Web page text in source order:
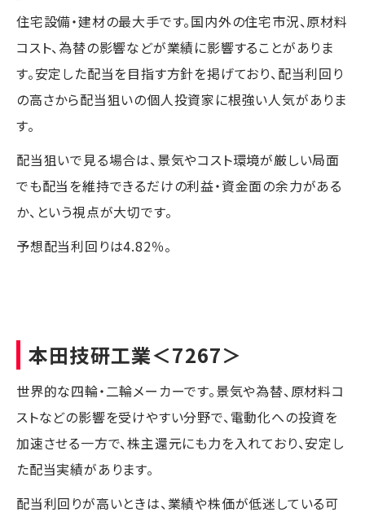
住宅設備・建材の最大手です。国内外の住宅市況、原材料
コスト、為替の影響などが業績に影響することがありま
す。安定した配当を目指す方針を掲げており、配当利回り
の高さから配当狙いの個人投資家に根強い人気がありま
す。
配当狙いで見る場合は、景気やコスト環境が厳しい局面
でも配当を維持できるだけの利益・資金面の余力がある
か、という視点が大切です。
予想配当利回りは4.82％。
本田技研工業＜7267＞
世界的な四輪・二輪メーカーです。景気や為替、原材料コ
ストなどの影響を受けやすい分野で、電動化への投資を
加速させる一方で、株主還元にも力を入れており、安定し
た配当実績があります。
配当利回りが高いときは、業績や株価が低迷している可